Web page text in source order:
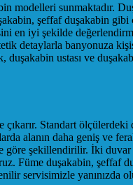
modelleri sunmaktadır.
şeffaf duşakabin gibi
en iyi şekilde
detaylarla banyonuza
ustası ve
Standart
alanın daha geniş ve
şekillendirilir. İki duvar
Füme duşakabin, şeffaf
servisimizle yanınızda